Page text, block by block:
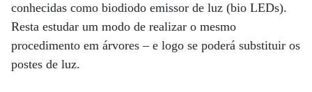
conhecidas como biodiodo emissor de luz (bio LEDs).
Resta estudar um modo de realizar o mesmo
procedimento em árvores – e logo se poderá substituir os
postes de luz.